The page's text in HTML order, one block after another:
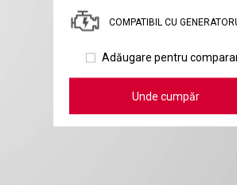
COMPATIBIL CU
Adăugare pentru
Unde cumpăr